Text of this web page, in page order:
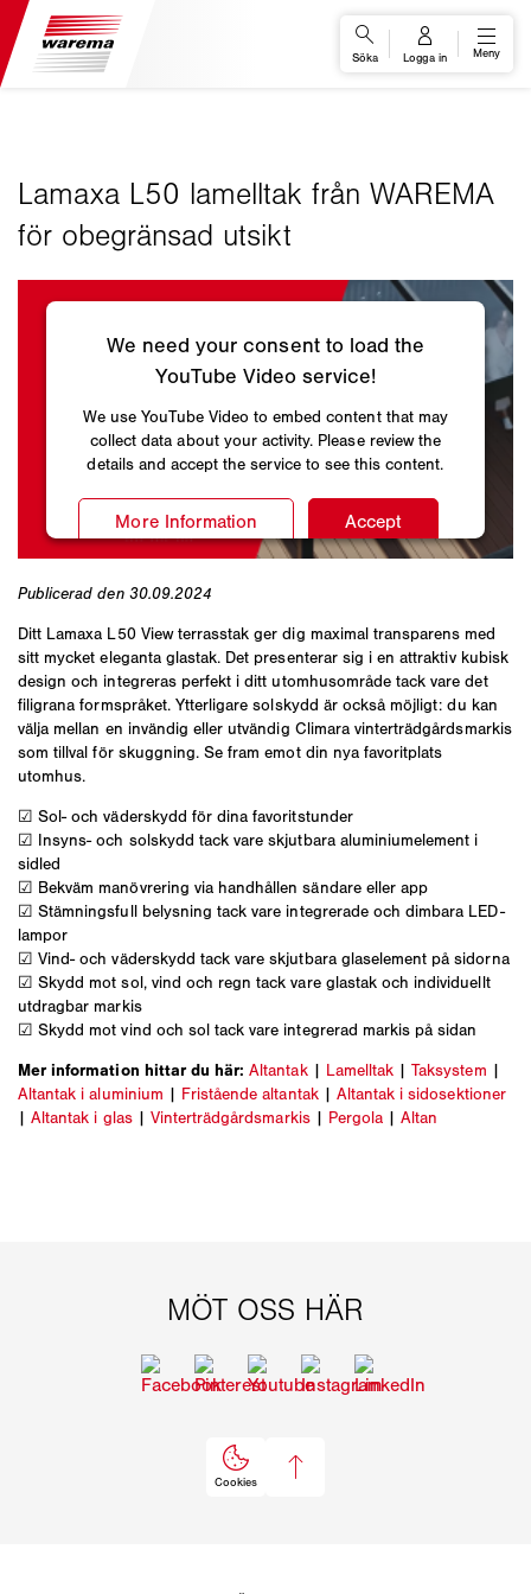
Publicerad den 30.09.2024
Ditt Lamaxa L50 View terrasstak ger dig maximal transparens med
sitt mycket eleganta glastak. Det presenterar sig i en attraktiv kubisk
design och integreras perfekt i ditt utomhusområde tack vare det
filigrana formspråket. Ytterligare solskydd är också möjligt: du kan
välja mellan en invändig eller utvändig Climara vinterträdgårdsmarkis
som tillval för skuggning. Se fram emot din nya favoritplats
utomhus.
☑ Sol- och väderskydd för dina favoritstunder
☑ Insyns- och solskydd tack vare skjutbara aluminiumelement i
sidled
☑ Bekväm manövrering via handhållen sändare eller app
☑ Stämningsfull belysning tack vare integrerade och dimbara LED-
lampor
☑ Vind- och väderskydd tack vare skjutbara glaselement på sidorna
☑ Skydd mot sol, vind och regn tack vare glastak och individuellt
utdragbar markis
☑ Skydd mot vind och sol tack vare integrerad markis på sidan
Mer information hittar du här:Altantak| Lamelltak |Taksystem |
Altantak i aluminium | Fristående altantak| Altantak i sidosektioner
|Altantak i glas| Vinterträdgårdsmarkis| Pergola |Altan